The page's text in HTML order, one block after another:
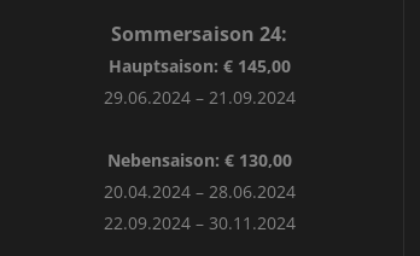
Sommersaison 24:
Hauptsaison: € 145,00
29.06.2024 – 21.09.2024
Nebensaison: € 130,00
20.04.2024 – 28.06.2024
22.09.2024 – 30.11.2024